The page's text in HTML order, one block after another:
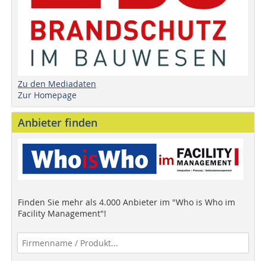
Zu den Mediadaten
Zur Homepage
Anbieter finden
Finden Sie mehr als 4.000 Anbieter im "Who is Who im
Facility Management"!